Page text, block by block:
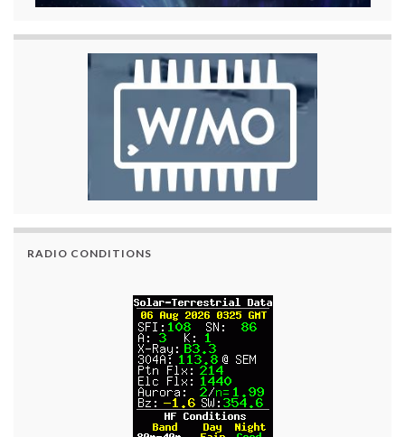
RADIO CONDITIONS